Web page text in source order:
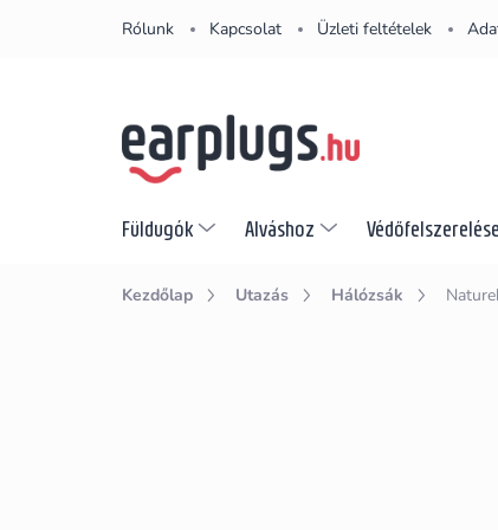
Rólunk Kapcsolat Üzleti feltételek
Füldugók Alváshoz
Kezdőlap Utazás Hálózsák